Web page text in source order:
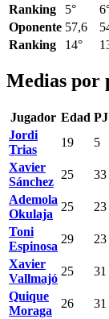
Ranking
5°
Oponente 57,6
Ranking
14°
Medias por
Jugador Edad PJ
Jordi
Trias
19 5
Xavier
Sánchez
25 33
Ademola
Okulaja
25 23
Toni
Espinosa
29 23
Xavier
Vallmajó
25 31
Quique
Moraga
26 31